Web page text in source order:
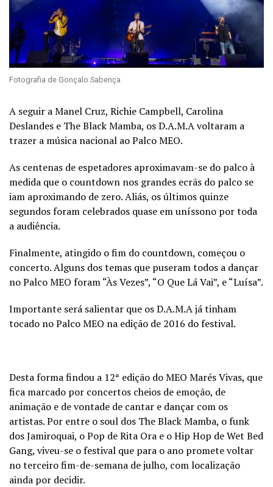
Fotografia de Gonçalo Sabença
A seguir a Manel Cruz, Richie Campbell, Carolina
Deslandes e The Black Mamba, os D.A.M.A voltaram a
trazer a música nacional ao Palco MEO.
As centenas de espetadores aproximavam-se do palco à
medida que o countdown nos grandes ecrãs do palco se
iam aproximando de zero. Aliás, os últimos quinze
segundos foram celebrados quase em uníssono por toda
a audiência.
Finalmente, atingido o fim do countdown, começou o
concerto. Alguns dos temas que puseram todos a dançar
no Palco MEO foram “Às Vezes”, “O Que Lá Vai”, e “Luísa”.
Importante será salientar que os D.A.M.A já tinham
tocado no Palco MEO na edição de 2016 do festival.
Desta forma findou a 12ª edição do MEO Marés Vivas, que
fica marcado por concertos cheios de emoção, de
animação e de vontade de cantar e dançar com os
artistas. Por entre o soul dos The Black Mamba, o funk
dos Jamiroquai, o Pop de Rita Ora e o Hip Hop de Wet Bed
Gang, viveu-se o festival que para o ano promete voltar
no terceiro fim-de-semana de julho, com localização
ainda por decidir.